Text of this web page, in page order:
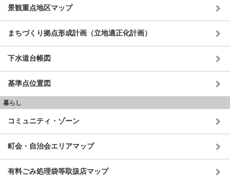
景観重点地区マップ
まちづくり拠点形成計画（立地適正化計画）
下水道台帳図
基準点位置図
暮らし
コミュニティ・ゾーン
町会・自治会エリアマップ
有料ごみ処理袋等取扱店マップ